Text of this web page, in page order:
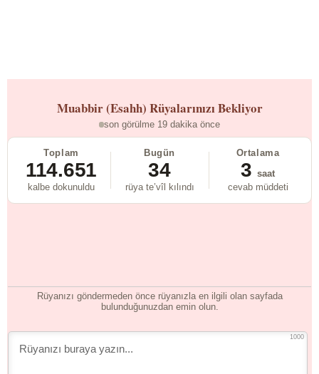
Muabbir (Esahh) Rüyalarınızı Bekliyor
son görülme 19 dakika önce
Toplam
114.651
kalbe dokunuldu
Bugün
34
rüya te’vîl kılındı
Ortalama
3 saat
cevab müddeti
Rüyanızı göndermeden önce rüyanızla en ilgili olan sayfada
bulunduğunuzdan emin olun.
1000